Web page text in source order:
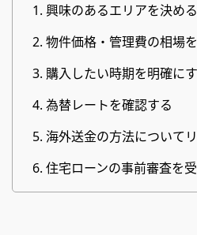
1. 興味のあるエリアを決める
2. 物件価格・管理費の相場
3. 購入したい時期を明確に
4. 為替レートを確認する
5. 海外送金の方法について
6. 住宅ローンの事前審査を